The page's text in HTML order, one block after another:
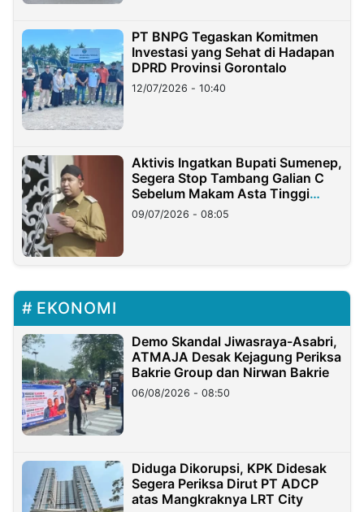
PT BNPG Tegaskan Komitmen
Investasi yang Sehat di Hadapan
DPRD Provinsi Gorontalo
12/07/2026 - 10:40
Aktivis Ingatkan Bupati Sumenep,
Segera Stop Tambang Galian C
Sebelum Makam Asta Tinggi
Longsor
09/07/2026 - 08:05
EKONOMI
Demo Skandal Jiwasraya-Asabri,
ATMAJA Desak Kejagung Periksa
Bakrie Group dan Nirwan Bakrie
06/08/2026 - 08:50
Diduga Dikorupsi, KPK Didesak
Segera Periksa Dirut PT ADCP
atas Mangkraknya LRT City